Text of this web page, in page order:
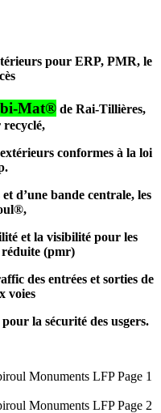
pour ERP, PMR, le
Mat®de Rai-Tillières,
recyclé,
conformes à la loi
d’une bande centrale, les
et la visibilité pour les
réduite (pmr)
des entrées et sorties de
voies
la sécurité des usgers.